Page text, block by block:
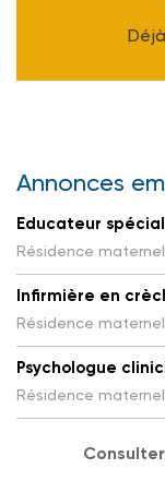
Annonces
Educateur
Résidence
Infirmière en
Résidence
Psychologue
Résidence